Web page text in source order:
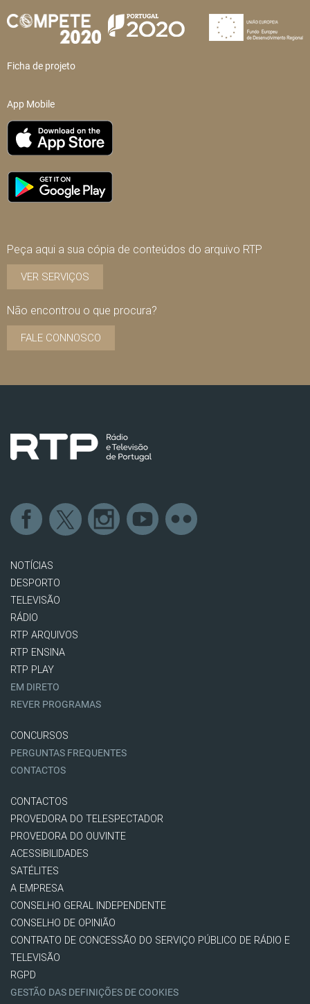
Ficha de projeto
App Mobile
Peça aqui a sua cópia de conteúdos do arquivo RTP
VER SERVIÇOS
Não encontrou o que procura?
FALE CONNOSCO
NOTÍCIAS
DESPORTO
TELEVISÃO
RÁDIO
RTP ARQUIVOS
RTP ENSINA
RTP PLAY
EM DIRETO
REVER PROGRAMAS
CONCURSOS
PERGUNTAS FREQUENTES
CONTACTOS
CONTACTOS
PROVEDORA DO TELESPECTADOR
PROVEDORA DO OUVINTE
ACESSIBILIDADES
SATÉLITES
A EMPRESA
CONSELHO GERAL INDEPENDENTE
CONSELHO DE OPINIÃO
CONTRATO DE CONCESSÃO DO SERVIÇO PÚBLICO DE RÁDIO E
TELEVISÃO
RGPD
GESTÃO DAS DEFINIÇÕES DE COOKIES